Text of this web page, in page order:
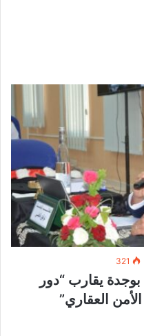
321
يقارب “دور
العقاري”